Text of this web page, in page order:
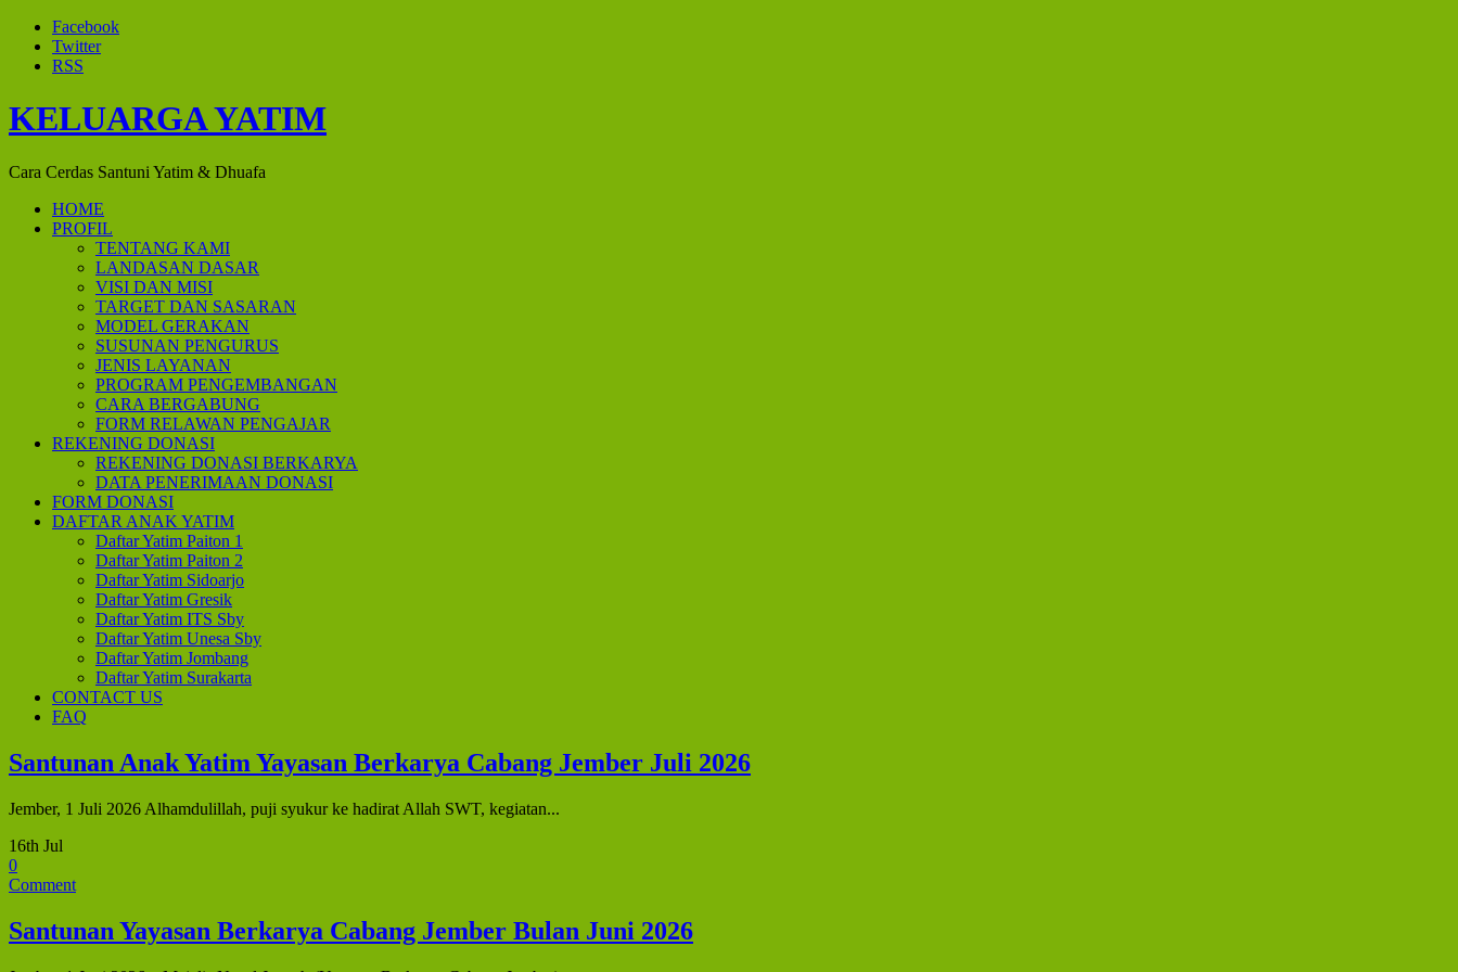
Facebook
Twitter
RSS
KELUARGA YATIM
Cara Cerdas Santuni Yatim & Dhuafa
HOME
PROFIL
TENTANG KAMI
LANDASAN DASAR
VISI DAN MISI
TARGET DAN SASARAN
MODEL GERAKAN
SUSUNAN PENGURUS
JENIS LAYANAN
PROGRAM PENGEMBANGAN
CARA BERGABUNG
FORM RELAWAN PENGAJAR
REKENING DONASI
REKENING DONASI BERKARYA
DATA PENERIMAAN DONASI
FORM DONASI
DAFTAR ANAK YATIM
Daftar Yatim Paiton 1
Daftar Yatim Paiton 2
Daftar Yatim Sidoarjo
Daftar Yatim Gresik
Daftar Yatim ITS Sby
Daftar Yatim Unesa Sby
Daftar Yatim Jombang
Daftar Yatim Surakarta
CONTACT US
FAQ
Santunan Anak Yatim Yayasan Berkarya Cabang Jember Juli 2026
Jember, 1 Juli 2026 Alhamdulillah, puji syukur ke hadirat Allah SWT, kegiatan...
16th Jul
0
Comment
Santunan Yayasan Berkarya Cabang Jember Bulan Juni 2026